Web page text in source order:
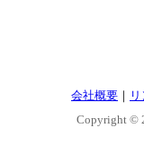
会社概要 ｜
Copyright ©